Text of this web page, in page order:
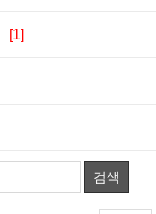
[1]
검색